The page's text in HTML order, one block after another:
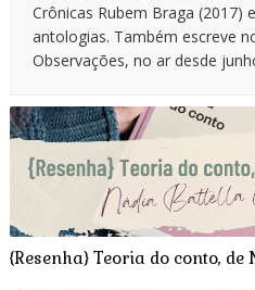
Crônicas Rubem Braga (2017)
antologias. Também escreve
Observações, no ar desde
{Resenha} Teoria do conto, de